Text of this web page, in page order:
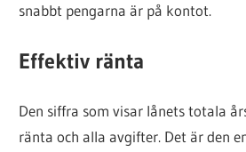
snabbt pengarna är på kontot.
Effektiv ränta
Den siffra som visar lånets totala
ränta och alla avgifter. Det är den